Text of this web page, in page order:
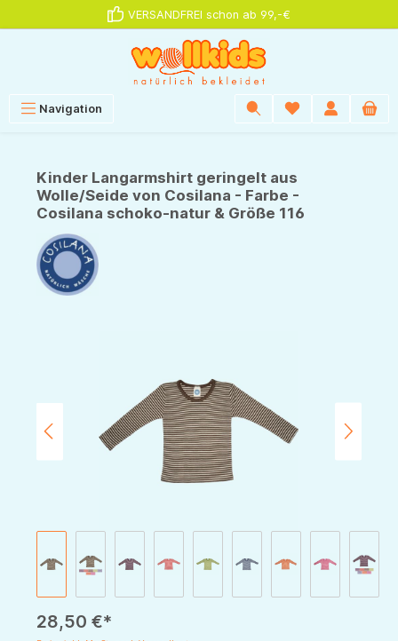
VERSANDFREI schon ab 99,-€
Navigation
Kinder Langarmshirt geringelt aus
Wolle/Seide von Cosilana - Farbe -
Cosilana schoko-natur & Größe 116
28,50 €*